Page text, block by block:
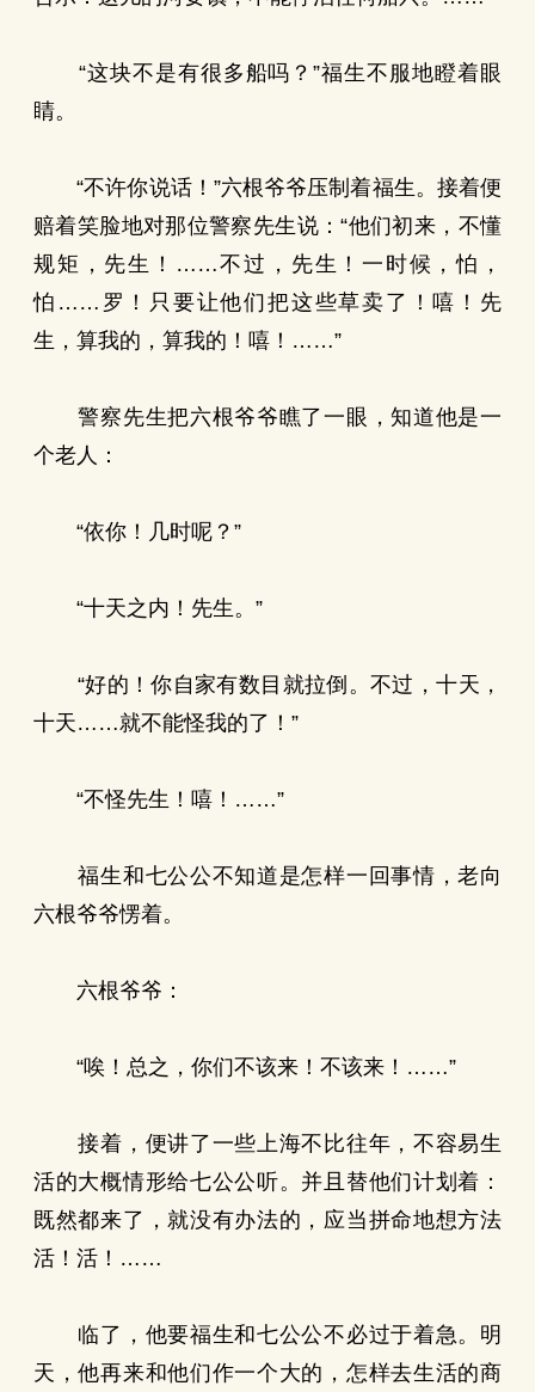
“这块不是有很多船吗？”福生不服地瞪着眼
睛。
“不许你说话！”六根爷爷压制着福生。接着便
赔着笑脸地对那位警察先生说：“他们初来，不懂
规矩，先生！……不过，先生！一时候，怕，
怕……罗！只要让他们把这些草卖了！嘻！先
生，算我的，算我的！嘻！……”
警察先生把六根爷爷瞧了一眼，知道他是一
个老人：
“依你！几时呢？”
“十天之内！先生。”
“好的！你自家有数目就拉倒。不过，十天，
十天……就不能怪我的了！”
“不怪先生！嘻！……”
福生和七公公不知道是怎样一回事情，老向
六根爷爷愣着。
六根爷爷：
“唉！总之，你们不该来！不该来！……”
接着，便讲了一些上海不比往年，不容易生
活的大概情形给七公公听。并且替他们计划着：
既然都来了，就没有办法的，应当拼命地想方法
活！活！……
临了，他要福生和七公公不必过于着急。明
天，他再来和他们作一个大的，怎样去生活的商